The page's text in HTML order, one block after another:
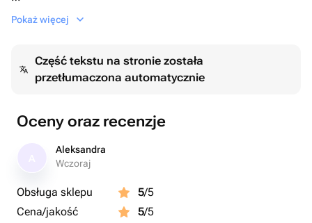
Соберите набор из 9 пирожных на свой вкус из
Доступные вкусы:
клубника, фисташка, лимон, мандарин, кокос,
кофейное зерно.
напишите нам в чат после оформления.
Pokaż więcej
Część tekstu na stronie została
przetłumaczona automatycznie
Oceny oraz recenzje
Aleksandra
Wczoraj
Obsługa sklepu 5/5
Cena/jakość
5/5